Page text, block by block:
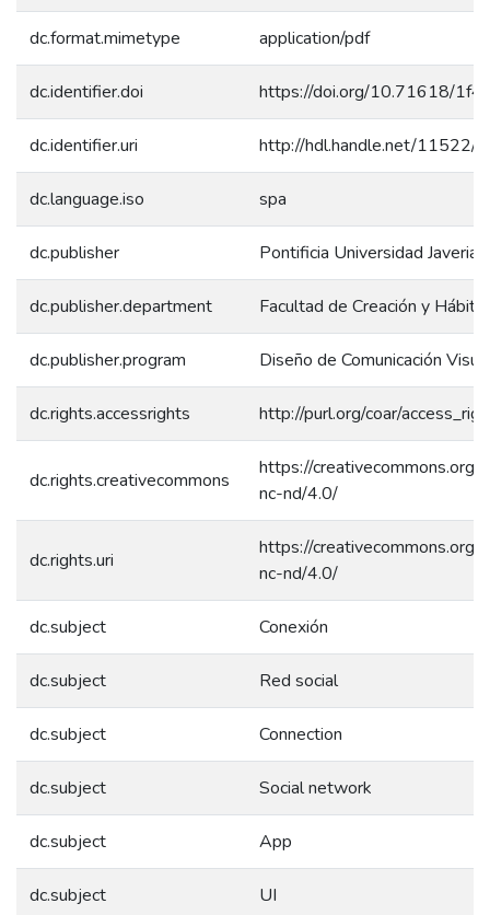
dc.format.mimetype application/pdf
dc.identifier.doi https://doi.org/10.71618/
dc.identifier.uri http://hdl.handle.net/11522/
dc.language.iso spa
dc.publisher Pontificia Universidad
dc.publisher.department Facultad de Creación y Hábitat
dc.publisher.program Diseño de Comunicación
dc.rights.accessrights http://purl.org/coar/
dc.rights.creativecommons
https://creativecommons.org/
nc-nd/4.0/
dc.rights.uri
https://creativecommons.org/
nc-nd/4.0/
dc.subject Conexión
dc.subject Red social
dc.subject Connection
dc.subject Social network
dc.subject App
dc.subject UI